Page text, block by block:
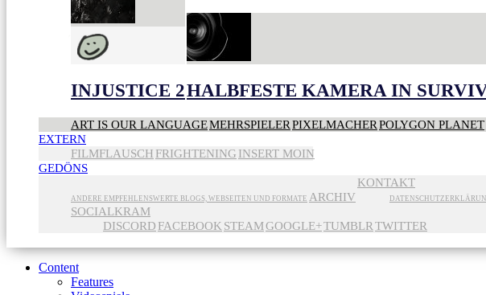
INJUSTICE 2HALBFESTE KAMERA IN
ART IS OUR LANGUAGEMEHRSPIELERPIXELMACHERPOLYGON PLANET
EXTERN
FILMFLAUSCH FRIGHTENING INSERT MOIN
GEDÖNS
ANDERE EMPFEHLENSWERTE BLOGS, WEBSEITEN UND FORMATE ARCHIV
KONTAKT
SOCIALKRAM
DISCORD FACEBOOK STEAMGOOGLE+TUMBLRTWITTER
Content
Features